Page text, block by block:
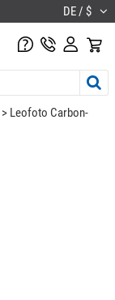
DE / $
> Leofoto Carbon-